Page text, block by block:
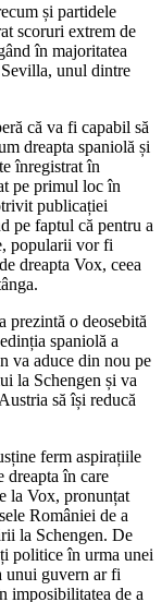
și partidele
scoruri extrem de
în majoritatea
unul dintre
că va fi capabil să
dreapta spaniolă și
înregistrat în
pe primul loc în
publicației
pe faptul că pentru a
popularii vor fi
dreapta Vox, ceea
prezintă o deosebită
spaniolă a
va aduce din nou pe
la Schengen și va
să își reducă
ferm aspirațiile
dreapta în care
la Vox, pronunțat
României de a
la Schengen. De
politice în urma unei
unui guvern ar fi
imposibilitatea de a